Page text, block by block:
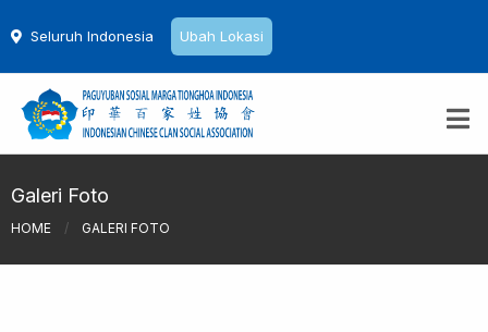
Seluruh Indonesia Ubah Lokasi
Galeri Foto
HOME / GALERI FOTO